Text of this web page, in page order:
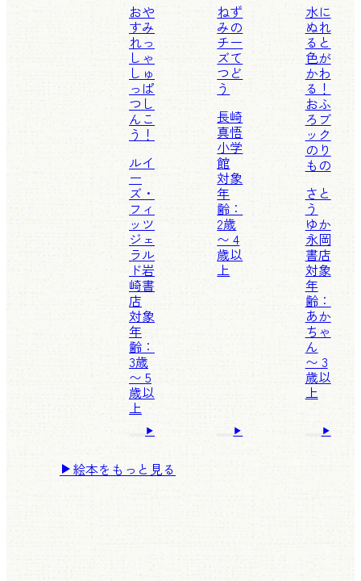
おや
すみ
れっ
しゃ
しゅ
っぱ
つし
んこ
う！
ルイ
ー
ズ・
フィ
ッツ
ジェ
ラル
ド岩
崎書
店
対象
年
齢：
3歳
〜 5
歳以
上
ねず
みの
チー
ズて
つど
う
長崎
真悟
小学
館
対象
年
齢：
2歳
〜 4
歳以
上
水に
ぬれ
ると
色が
かわ
る！
おふ
ろブ
ック
のり
もの
さと
う
ゆか
永岡
書店
対象
年
齢：
あか
ちゃ
ん
〜 3
歳以
上
絵本をもっと見る